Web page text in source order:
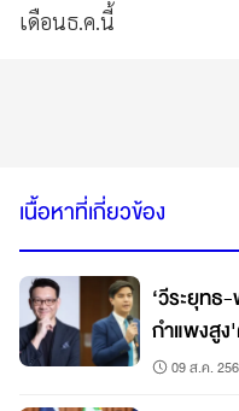
เดือนธ.ค.นี้
เนื้อหาที่เกี่ยวข้อง
‘วีระยุทธ
กำแพงสูง
09 ส.ค.